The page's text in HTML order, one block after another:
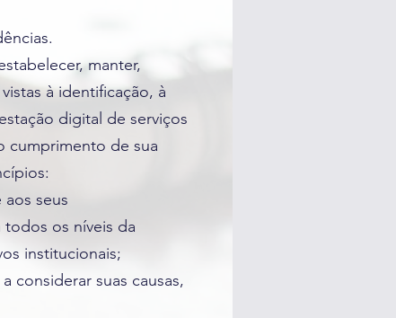
manter,
à identificação, à
digital de serviços
cumprimento de sua
seus
os níveis da
institucionais;
considerar suas causas,